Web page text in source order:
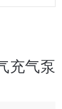
充气泵